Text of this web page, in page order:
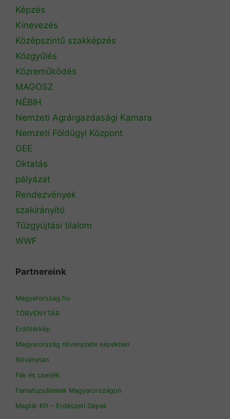
Képzés
Kinevezés
Középszintű szakképzés
Közgyűlés
Közreműködés
MAGOSZ
NÉBIH
Nemzeti Agrárgazdasági Kamara
Nemzeti Földügyi Központ
OEE
Oktatás
pályázat
Rendezvények
szakirányító
Tűzgyújtási tilalom
WWF
Partnereink
Magyarorszag.hu
TÖRVÉNYTÁR
Erdőtérkép
Magyarország növényzete képekben
Növénytan
Fák és cserjék
Famatuzsálemek Magyarországon
Magtár Kft - Erdészeti Gépek